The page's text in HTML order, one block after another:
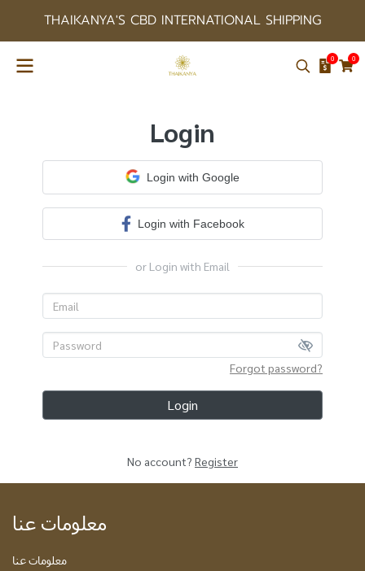
THAIKANYA'S CBD INTERNATIONAL SHIPPING
0 0
Login
Login with Google
Login with Facebook
or Login with Email
Forgot password?
Login
No account? Register
معلومات عنا
معلومات عنا